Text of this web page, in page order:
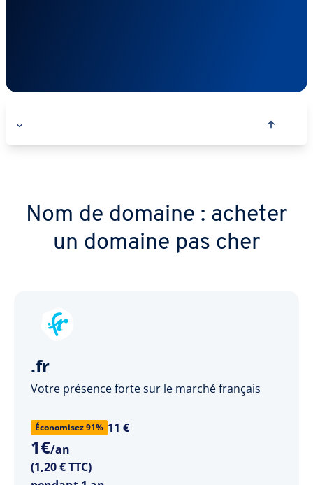
Nom de domaine : acheter
un domaine pas cher
.fr
Votre présence forte sur le marché français
Économisez 91% 11 €
1€/an
(1,20 € TTC)